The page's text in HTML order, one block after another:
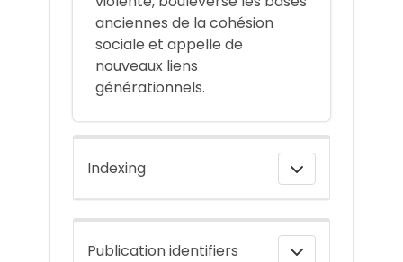
anciennes de la cohésion
sociale et appelle de
nouveaux liens
générationnels.
Indexing
Publication identifiers